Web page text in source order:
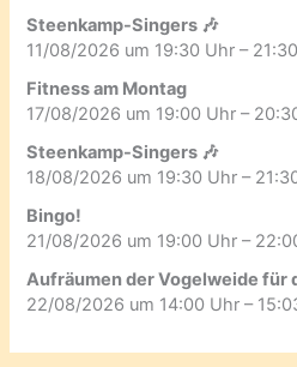
Steenkamp-Singers 🎶
11/08/2026 um 19:30 Uhr – 21:30
Fitness am Montag
17/08/2026 um 19:00 Uhr –
Steenkamp-Singers 🎶
18/08/2026 um 19:30 Uhr –
Bingo!
21/08/2026 um 19:00 Uhr –
Aufräumen der Vogelweide für
22/08/2026 um 14:00 Uhr –